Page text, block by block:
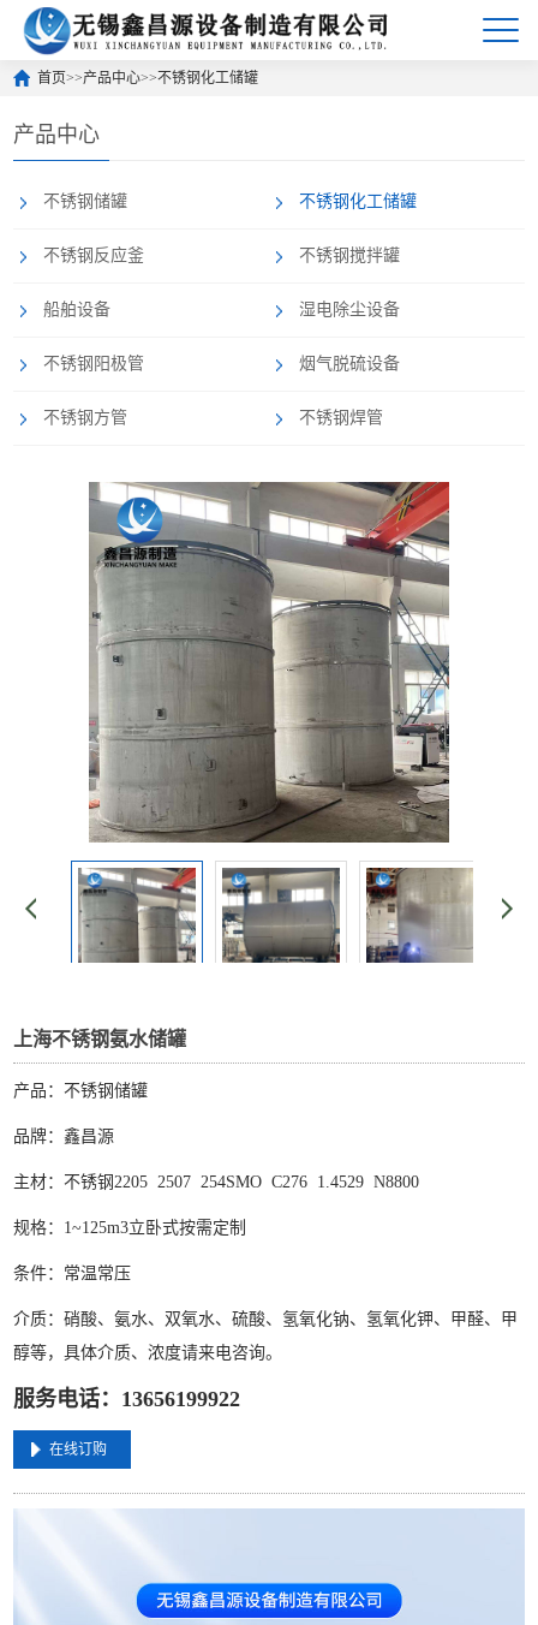
首页>>产品中心>>不锈钢化工储罐
产品中心
不锈钢储罐 不锈钢化工储罐
不锈钢反应釜 不锈钢搅拌罐
船舶设备 湿电除尘设备
不锈钢阳极管 烟气脱硫设备
不锈钢方管 不锈钢焊管
上海不锈钢氨水储罐
产品：不锈钢储罐
品牌：鑫昌源
主材：不锈钢2205 2507 254SMO C276 1.4529 N8800
规格：1~125m3立卧式按需定制
条件：常温常压
介质：硝酸、氨水、双氧水、硫酸、氢氧化钠、氢氧化钾、甲醛、甲
醇等，具体介质、浓度请来电咨询。
服务电话：13656199922
在线订购